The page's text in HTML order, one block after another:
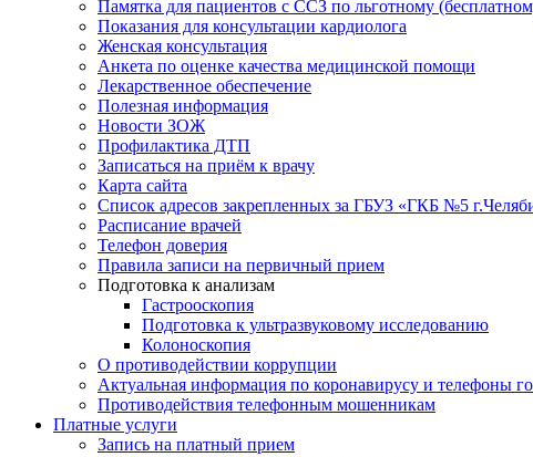
Памятка для пациентов с ССЗ по льготному
Показания для консультации кардиолога
Женская консультация
Анкета по оценке качества медицинской помощи
Лекарственное обеспечение
Полезная информация
Новости ЗОЖ
Профилактика ДТП
Записаться на приём к врачу
Карта сайта
Список адресов закрепленных за ГБУЗ «ГКБ №5
Расписание врачей
Телефон доверия
Правила записи на первичный прием
Подготовка к анализам
Гастрооскопия
Подготовка к ультразвуковому исследованию
Колоноскопия
О противодействии коррупции
Актуальная информация по коронавирусу и телефоны
Противодействия телефонным мошенникам
Платные услуги
Запись на платный прием